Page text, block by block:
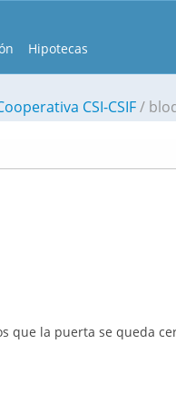
Hipotecas
CSI-CSIF
que la puerta se queda